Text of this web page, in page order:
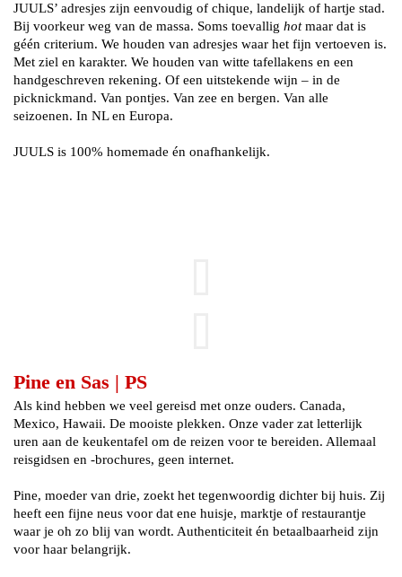
JUULS’ adresjes zijn eenvoudig of chique, landelijk of hartje stad.
Bij voorkeur weg van de massa. Soms toevallig hotmaar dat is
géén criterium. We houden van adresjes waar het fijn vertoeven is.
Met ziel en karakter. We houden van witte tafellakens en een
handgeschreven rekening. Of een uitstekende wijn – in de
picknickmand. Van pontjes. Van zee en bergen. Van alle
seizoenen. In NL en Europa.
JUULS is 100% homemade én onafhankelijk.
Pine en Sas | PS
Als kind hebben we veel gereisd met onze ouders. Canada,
Mexico, Hawaii. De mooiste plekken. Onze vader zat letterlijk
uren aan de keukentafel om de reizen voor te bereiden. Allemaal
reisgidsen en -brochures, geen internet.
Pine, moeder van drie, zoekt het tegenwoordig dichter bij huis. Zij
heeft een fijne neus voor dat ene huisje, marktje of restaurantje
waar je oh zo blij van wordt. Authenticiteit én betaalbaarheid zijn
voor haar belangrijk.